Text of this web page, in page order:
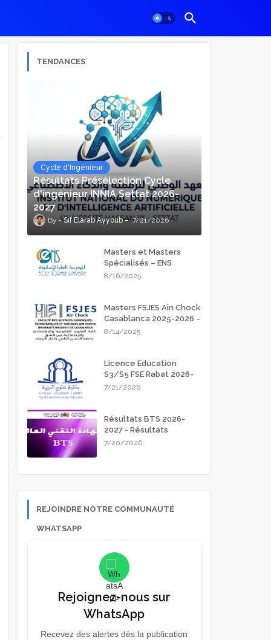
TENDANCES
Cycle d'Ingénieur
Résultats Présélection Cycle
d'ingénieur INNIA Settat 2026-
2027
Sif Elarab Ayyoub 7/21/2026
Masters et Masters
Spécialisés – ENS
Meknès 2025-2026
8/16/2025
Masters FSJES Ain Chock
Casablanca 2025-2026 –
Guide Complet des
8/14/2025
Licence Education
S3/S5 FSE Rabat 2026-
2027
7/21/2026
Résultats BTS 2026-
2027 - Résultats
d'admission
7/20/2026
REJOINDRE NOTRE COMMUNAUTÉ
WHATSAPP
Rejoignez-nous sur
WhatsApp
Recevez des alertes dès la publication